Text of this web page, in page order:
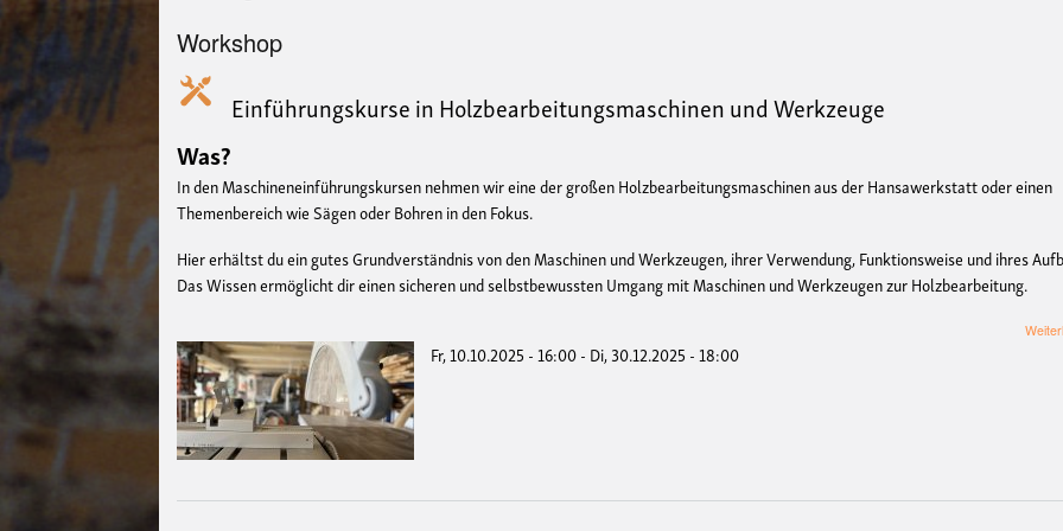
Workshop
Einführungskurse in Holzbearbeitungsmaschinen und Werkzeuge
Was?
In den Maschineneinführungskursen nehmen wir eine der großen Holzbearbeitungsmaschinen aus der Hansawerkstatt oder einen
Themenbereich wie Sägen oder Bohren in den Fokus.
Hier erhältst du ein gutes Grundverständnis von den Maschinen und Werkzeugen, ihrer Verwendung, Funktionsweise und ihres
Das Wissen ermöglicht dir einen sicheren und selbstbewussten Umgang mit Maschinen und Werkzeugen zur Holzbearbeitung.
Fr, 10.10.2025 - 16:00- Di, 30.12.2025 - 18:00